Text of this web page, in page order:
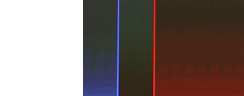
트럼프, 이란 추가 요구에 "저강도 대응…